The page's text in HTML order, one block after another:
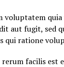
voluptatem
aut fugit, sed
qui ratione
rerum facilis est